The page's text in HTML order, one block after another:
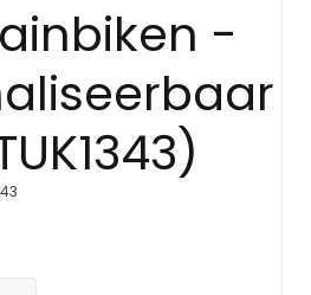
-